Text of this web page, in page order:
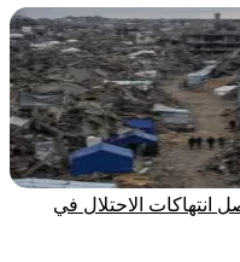
انتهاكات الاحتلال في